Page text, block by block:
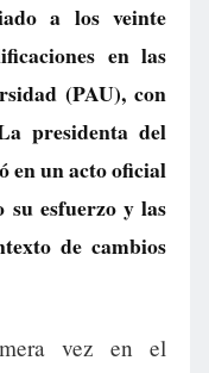
a los veinte
en las
(PAU), con
presidenta del
en un acto oficial
su esfuerzo y las
de cambios
vez en el